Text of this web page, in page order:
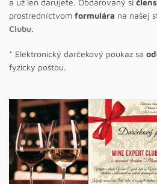
a už len darujete. Obdarovaný si
prostredníctvom formulára na našej
Clubu.
* Elektronický darčekový poukaz sa
fyzicky poštou.